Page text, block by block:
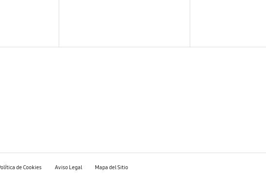
de Cookies Aviso Legal Mapa del Sitio